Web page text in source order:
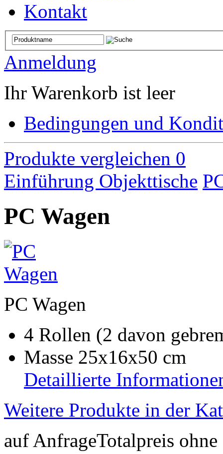
Kontakt
Anmeldung
Ihr Warenkorb ist leer
Bedingungen und
Produkte vergleichen 0
Einführung Objekttische
PC Wagen
PC Wagen
4 Rollen (2 davon
Masse 25x16x50 cm
Detaillierte
Weitere Produkte in der
auf AnfrageTotalpreis